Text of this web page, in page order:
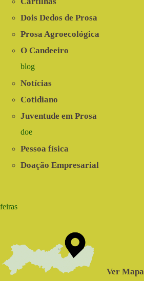
Dois Dedos de Prosa
Prosa Agroecológica
O Candeeiro
blog
Notícias
Cotidiano
Juventude em Prosa
doe
Pessoa física
Doação Empresarial
feiras
Ver Mapa